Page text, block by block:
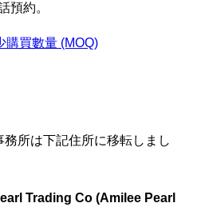
預約。
購買數量 (MOQ)
Trading Co (Amilee Pearl